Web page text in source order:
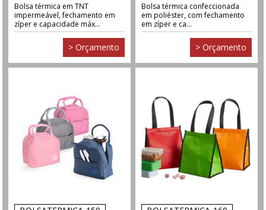
Bolsa térmica em TNT
impermeável, fechamento em
zíper e capacidade máx...
> Orçamento
Bolsa térmica confeccionada
em poliéster, com fechamento
em zíper e ca...
> Orçamento